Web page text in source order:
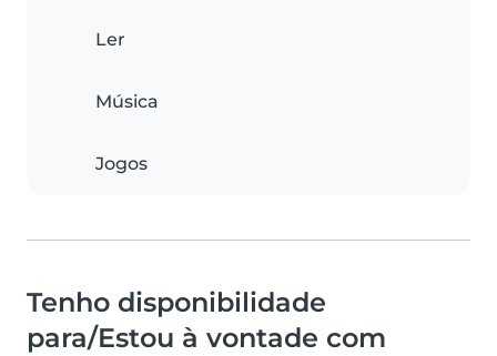
Ler
Música
Jogos
Tenho disponibilidade
para/Estou à vontade com